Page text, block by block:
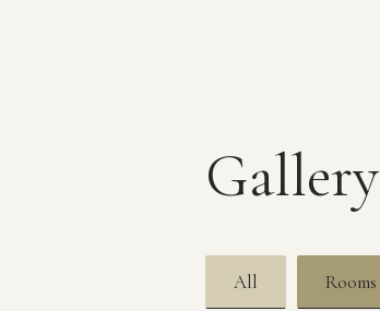
Gallery
All Rooms